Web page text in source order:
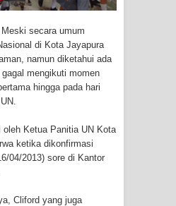
Karang PTC Entrop
Hanguskan Satu Rumah
Asrama Polisi Sorong
Provinsi Papua, Bumi
secara umum
di Kota Jayapura
namun diketahui ada
mengikuti momen
hingga pada hari
oleh Ketua Panitia UN Kota
ketika dikonfirmasi
04/2013) sore di Kantor
Cliford yang juga